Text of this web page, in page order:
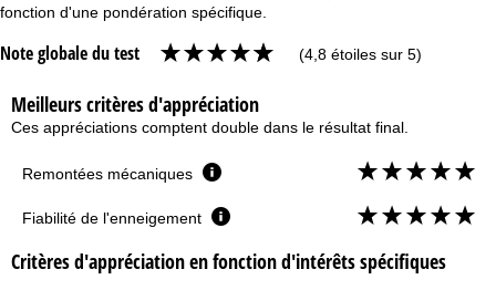
fonction d'une pondération spécifique.
Note globale du test (4,8 étoiles sur 5)
Meilleurs critères d'appréciation
Ces appréciations comptent double dans le résultat final.
Remontées mécaniques
Fiabilité de l'enneigement
Critères d'appréciation en fonction d'intérêts spécifiques